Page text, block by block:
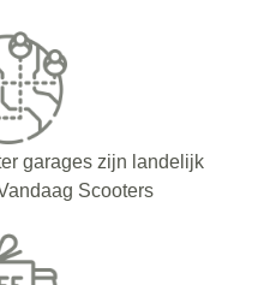
garages zijn landelijk
Scooters